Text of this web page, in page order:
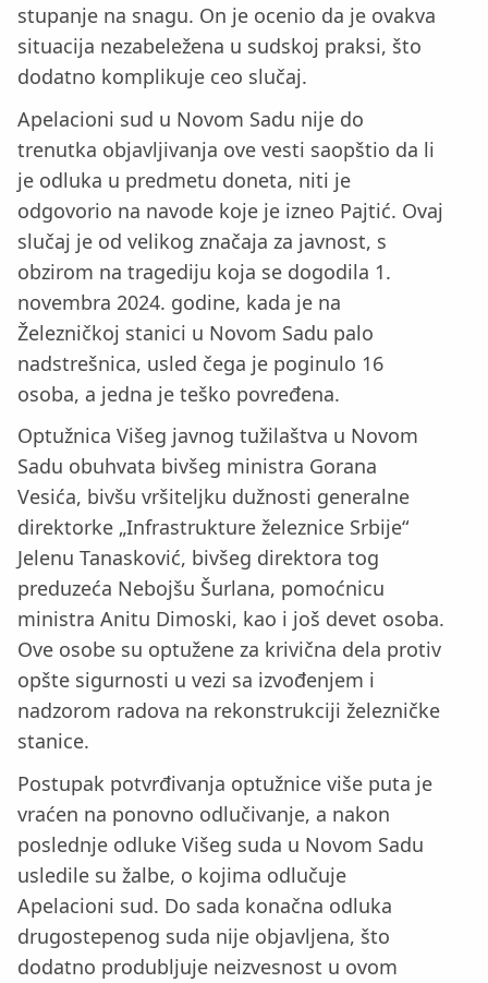
stupanje na snagu. On je ocenio da je ovakva
situacija nezabeležena u sudskoj praksi, što
dodatno komplikuje ceo slučaj.
Apelacioni sud u Novom Sadu nije do
trenutka objavljivanja ove vesti saopštio da li
je odluka u predmetu doneta, niti je
odgovorio na navode koje je izneo Pajtić. Ovaj
slučaj je od velikog značaja za javnost, s
obzirom na tragediju koja se dogodila 1.
novembra 2024. godine, kada je na
Železničkoj stanici u Novom Sadu palo
nadstrešnica, usled čega je poginulo 16
osoba, a jedna je teško povređena.
Optužnica Višeg javnog tužilaštva u Novom
Sadu obuhvata bivšeg ministra Gorana
Vesića, bivšu vršiteljku dužnosti generalne
direktorke „Infrastrukture železnice Srbije“
Jelenu Tanasković, bivšeg direktora tog
preduzeća Nebojšu Šurlana, pomoćnicu
ministra Anitu Dimoski, kao i još devet osoba.
Ove osobe su optužene za krivična dela protiv
opšte sigurnosti u vezi sa izvođenjem i
nadzorom radova na rekonstrukciji železničke
stanice.
Postupak potvrđivanja optužnice više puta je
vraćen na ponovno odlučivanje, a nakon
poslednje odluke Višeg suda u Novom Sadu
usledile su žalbe, o kojima odlučuje
Apelacioni sud. Do sada konačna odluka
drugostepenog suda nije objavljena, što
dodatno produbljuje neizvesnost u ovom